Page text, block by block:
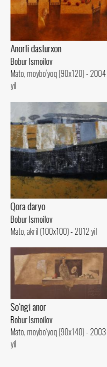
Anorli dasturxon
Bobur Ismoilov
Mato, moybo‘yoq (90x120) - 2004
yil
Qora daryo
Bobur Ismoilov
Mato, akril (100x100) - 2012 yil
So‘ngi anor
Bobur Ismoilov
Mato, moybo‘yoq (90x140) - 2003
yil